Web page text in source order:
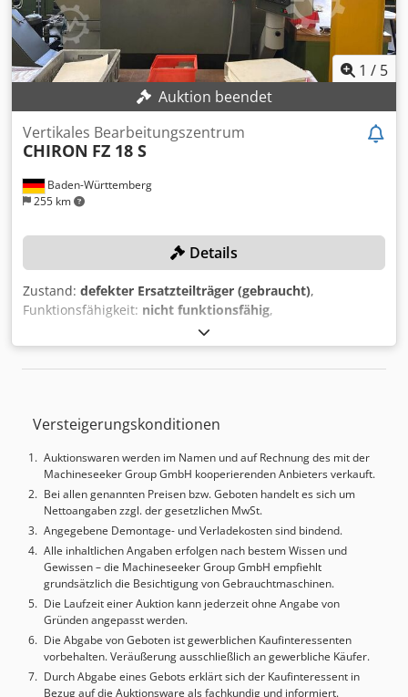
1 / 5
Auktion beendet
Baden-Württemberg
255 km
Vertikales Bearbeitungszentrum
CHIRON FZ 18 S
Details
Zustand: defekter Ersatzteilträger (gebraucht),
Funktionsfähigkeit: nicht funktionsfähig,
Siemens
Tischlänge:990 mm, Gesamtgewicht:5.500 kg,
Spindeldrehzahl (max.):10.500 U/min, Kein Mindestpreis -
weswegen sie einer Reparatur bedarf oder als
Maschine in einem mechanisch guten Zustand.
TECHNISCHE DETAILS Chjdpjy Ni Agofx An Uea
Spindeldrehzahl: 10.500 U/min Tischlänge: 990 mm
Tischbreite: 470 mm MASCHINEN-DETAILS
Steuerungshersteller: Siemens Maschinengewicht: 5.500
kg
Versteigerungskonditionen
Auktionswaren werden im Namen und auf Rechnung des mit der
Machineseeker Group GmbH kooperierenden Anbieters verkauft.
Bei allen genannten Preisen bzw. Geboten handelt es sich um
Nettoangaben zzgl. der gesetzlichen MwSt.
Angegebene Demontage- und Verladekosten sind bindend.
Alle inhaltlichen Angaben erfolgen nach bestem Wissen und
Gewissen – die Machineseeker Group GmbH empfiehlt
grundsätzlich die Besichtigung von Gebrauchtmaschinen.
Die Laufzeit einer Auktion kann jederzeit ohne Angabe von
Gründen angepasst werden.
Die Abgabe von Geboten ist gewerblichen Kaufinteressenten
vorbehalten. Veräußerung ausschließlich an gewerbliche Käufer.
Durch Abgabe eines Gebots erklärt sich der Kaufinteressent in
Bezug auf die Auktionsware als fachkundig und informiert.